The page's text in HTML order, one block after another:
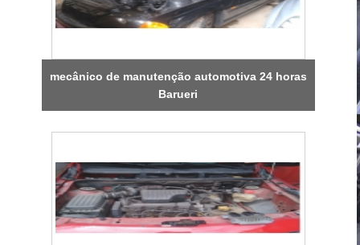
mecânico de manutenção automotiva 24 horas
Barueri